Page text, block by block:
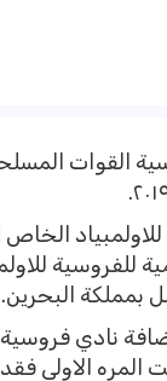
القوات
للاولمبياد
للفروسية
بمملكة البحرين.
نادي